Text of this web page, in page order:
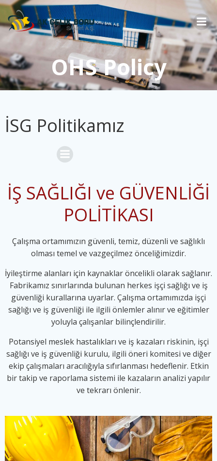
Skip
content
OHS Policy
İSG Politikamız
İŞ SAĞLIĞI ve GÜVENLİĞİ
POLİTİKASI
Çalışma ortamımızın güvenli, temiz, düzenli ve sağlıklı
olması temel ve vazgeçilmez önceliğimizdir.
İyileştirme alanları için kaynaklar öncelikli olarak sağlanır.
Fabrikamız sınırlarında bulunan herkes işçi sağlığı ve iş
güvenliği kurallarına uyarlar. Çalışma ortamımızda işçi
sağlığı ve iş güvenliği ile ilgili önlemler alınır ve eğitimler
yoluyla çalışanlar bilinçlendirilir.
Potansiyel meslek hastalıkları ve iş kazaları riskinin, işçi
sağlığı ve iş güvenliği kurulu, ilgili öneri komitesi ve diğer
ekip çalışmaları aracılığıyla sıfırlanması hedeflenir. Etkin
bir takip ve raporlama sistemi ile kazaların analizi yapılır
ve tekrarı önlenir.